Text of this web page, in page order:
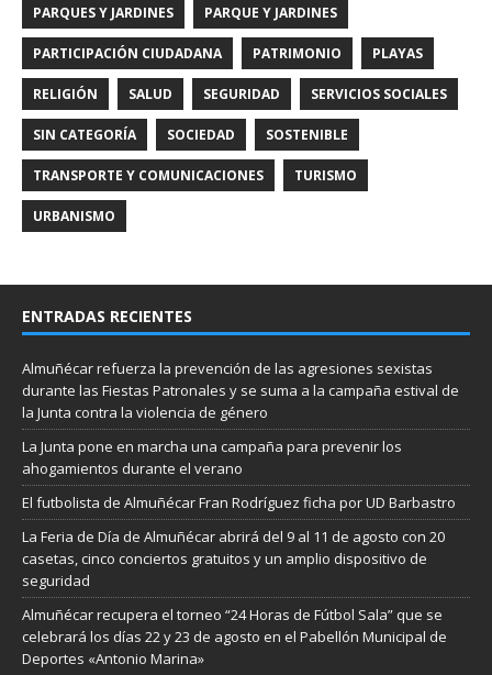
PARQUES Y JARDINES PARQUE Y JARDINES
PARTICIPACIÓN CIUDADANA PATRIMONIO PLAYAS
RELIGIÓN SALUD SEGURIDAD SERVICIOS SOCIALES
SIN CATEGORÍA SOCIEDAD SOSTENIBLE
TRANSPORTE Y COMUNICACIONES TURISMO
URBANISMO
ENTRADAS RECIENTES
Almuñécar refuerza la prevención de las agresiones sexistas
durante las Fiestas Patronales y se suma a la campaña estival de
la Junta contra la violencia de género
La Junta pone en marcha una campaña para prevenir los
ahogamientos durante el verano
El futbolista de Almuñécar Fran Rodríguez ficha por UD Barbastro
La Feria de Día de Almuñécar abrirá del 9 al 11 de agosto con 20
casetas, cinco conciertos gratuitos y un amplio dispositivo de
seguridad
Almuñécar recupera el torneo “24 Horas de Fútbol Sala” que se
celebrará los días 22 y 23 de agosto en el Pabellón Municipal de
Deportes «Antonio Marina»